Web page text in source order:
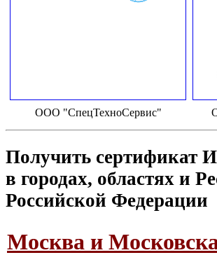
ООО "СпецТехноСервис"
Получить сертификат
в городах, областях и
Российской Федерации
Москва и